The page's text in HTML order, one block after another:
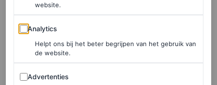
website.
Analytics
Analytics
Helpt ons bij het beter begrijpen van het gebruik van
de website.
Advertenties
Advertenties